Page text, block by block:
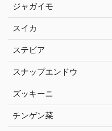
ジャガイモ
スイカ
ステビア
スナップエンドウ
ズッキーニ
チンゲン菜